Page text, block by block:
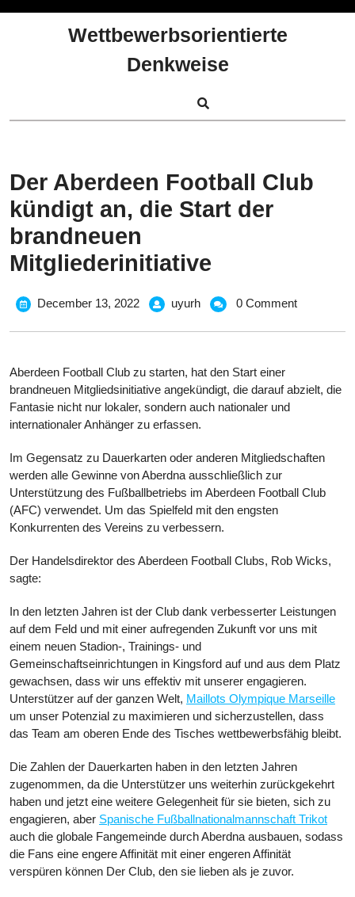
Wettbewerbsorientierte
Denkweise
Der Aberdeen Football Club
kündigt an, die Start der
brandneuen
Mitgliederinitiative
December 13, 2022December
uyurhDer
kündigt
an,
die
Start
brandneuen
Mitgliederinitiative
0 Comment
Aberdeen Football Club zu starten, hat den Start einer
brandneuen Mitgliedsinitiative angekündigt, die darauf abzielt, die
Fantasie nicht nur lokaler, sondern auch nationaler und
internationaler Anhänger zu erfassen.
Im Gegensatz zu Dauerkarten oder anderen Mitgliedschaften
werden alle Gewinne von Aberdna ausschließlich zur
Unterstützung des Fußballbetriebs im Aberdeen Football Club
(AFC) verwendet. Um das Spielfeld mit den engsten
Konkurrenten des Vereins zu verbessern.
Der Handelsdirektor des Aberdeen Football Clubs, Rob Wicks,
sagte:
In den letzten Jahren ist der Club dank verbesserter Leistungen
auf dem Feld und mit einer aufregenden Zukunft vor uns mit
einem neuen Stadion-, Trainings- und
Gemeinschaftseinrichtungen in Kingsford auf und aus dem Platz
gewachsen, dass wir uns effektiv mit unserer engagieren.
Unterstützer auf der ganzen Welt, Maillots Olympique Marseille
um unser Potenzial zu maximieren und sicherzustellen, dass
das Team am oberen Ende des Tisches wettbewerbsfähig bleibt.
Die Zahlen der Dauerkarten haben in den letzten Jahren
zugenommen, da die Unterstützer uns weiterhin zurückgekehrt
haben und jetzt eine weitere Gelegenheit für sie bieten, sich zu
engagieren, aber Spanische Fußballnationalmannschaft Trikot
auch die globale Fangemeinde durch Aberdna ausbauen, sodass
die Fans eine engere Affinität mit einer engeren Affinität
verspüren können Der Club, den sie lieben als je zuvor.